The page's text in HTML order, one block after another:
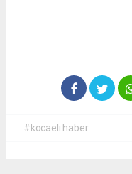
#kocaeli haber